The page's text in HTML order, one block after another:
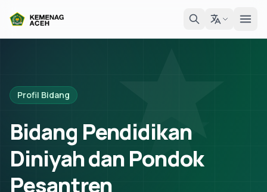
Profil Bidang
Bidang Pendidikan
Diniyah dan Pondok
Pesantren